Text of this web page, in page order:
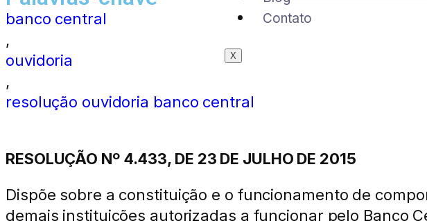
Contato
X
banco central
,
ouvidoria
,
resolução ouvidoria banco central
RESOLUÇÃO Nº 4.433, DE 23 DE JULHO DE 2015
Dispõe sobre a constituição e o funcionamento de
demais instituições autorizadas a funcionar pelo Banco